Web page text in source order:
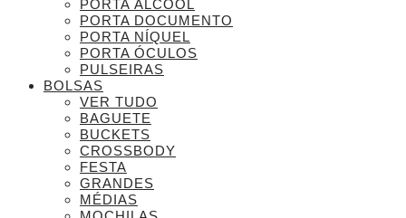
PORTA ÁLCOOL
PORTA DOCUMENTO
PORTA NÍQUEL
PORTA ÓCULOS
PULSEIRAS
BOLSAS
VER TUDO
BAGUETE
BUCKETS
CROSSBODY
FESTA
GRANDES
MÉDIAS